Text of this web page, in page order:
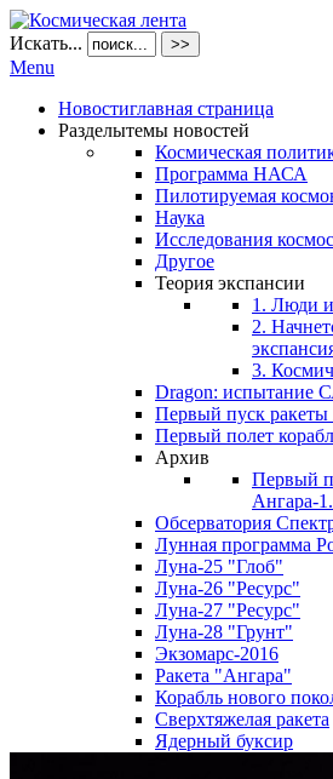
Искать... >>
Menu
Новостиглавная страница
Разделытемы новостей
Космическая
Программа НАСА
Пилотируемая
Наука
Исследования
Другое
Теория экспансии
1. Люди
2.
3.
Dragon: испытание
Первый пуск
Первый полет
Архив
Первый
Ангара-
Обсерватория
Лунная программа
Луна-25 "Глоб"
Луна-26 "Ресурс"
Луна-27 "Ресурс"
Луна-28 "Грунт"
Экзомарс-2016
Ракета "Ангара"
Корабль нового
Сверхтяжелая ракета
Ядерный буксир